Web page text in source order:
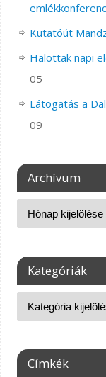
Kutatóút
Halottak napi
05
Látogatás a
09
Archívum
Kategóriák
Címkék